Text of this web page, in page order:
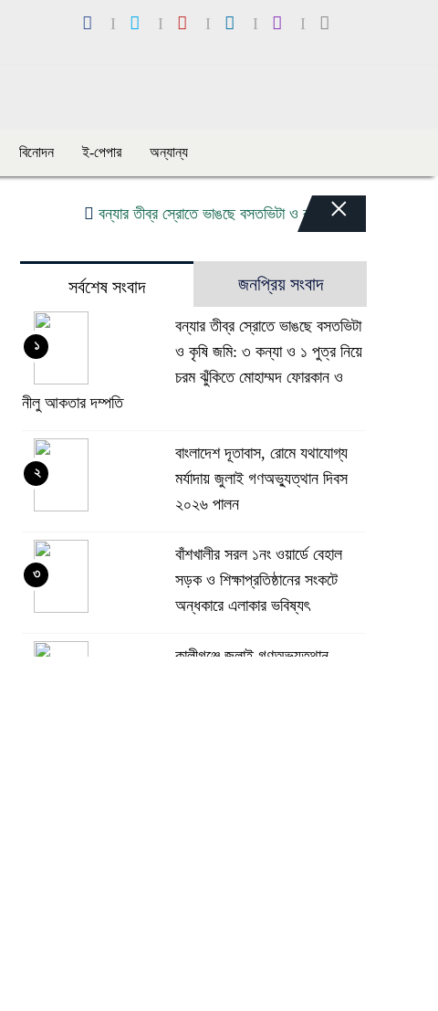
বিনোদন ই-পেপার অন্যান্য
বন্যার তীব্র স্রোতে ভাঙছে বসতভিটা ও কৃষি জমি: ৩ কন্যা ও ১ পুত্র
×
সর্বশেষ সংবাদ জনপ্রিয় সংবাদ
বন্যার তীব্র স্রোতে ভাঙছে বসতভিটা
ও কৃষি জমি: ৩ কন্যা ও ১ পুত্র নিয়ে
চরম ঝুঁকিতে মোহাম্মদ ফোরকান ও
নীলু আকতার দম্পতি
১
বাংলাদেশ দূতাবাস, রোমে যথাযোগ্য
মর্যাদায় জুলাই গণঅভ্যুত্থান দিবস
২০২৬ পালন
২
বাঁশখালীর সরল ১নং ওয়ার্ডে বেহাল
সড়ক ও শিক্ষাপ্রতিষ্ঠানের সংকটে
অন্ধকারে এলাকার ভবিষ্যৎ
৩
কালীগঞ্জে জুলাই গণঅভ্যুত্থান